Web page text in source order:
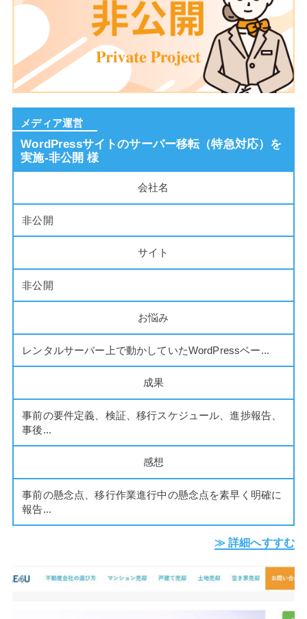
メディア運営
WordPressサイトのサーバー移転（特急対応）を
実施-非公開 様
会社名
非公開
サイト
非公開
お悩み
レンタルサーバー上で動かしていたWordPressベー...
成果
事前の要件定義、検証、移行スケジュール、進捗報告、
事後...
感想
事前の懸念点、移行作業進行中の懸念点を素早く明確に
報告...
≫ 詳細へすすむ